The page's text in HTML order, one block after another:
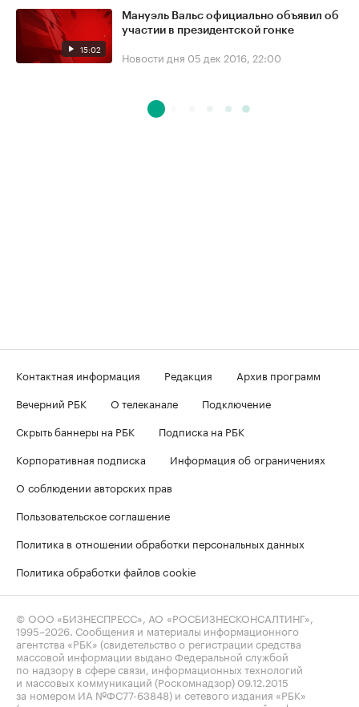
15:02
Мануэль Вальс официально объявил об
участии в президентской гонке
Новости дня 05 дек 2016, 22:00
Контактная информация Редакция
Архив программ
Вечерний РБК
О телеканале
Подключение
Скрыть баннеры на РБК
Подписка на РБК
Корпоративная подписка
Информация об ограничениях
О соблюдении авторских прав
Пользовательское соглашение
Политика в отношении обработки персональных данных
Политика обработки файлов cookie
© ООО «БИЗНЕСПРЕСС», АО «РОСБИЗНЕСКОНСАЛТИНГ»,
1995–2026. Сообщения и материалы информационного
агентства «РБК» (свидетельство о регистрации средства
массовой информации выдано Федеральной службой
по надзору в сфере связи, информационных технологий
и массовых коммуникаций (Роскомнадзор) 09.12.2015
за номером ИА №ФС77-63848) и сетевого издания «РБК»